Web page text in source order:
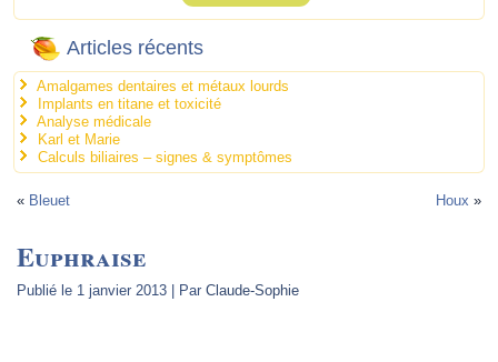
Articles récents
Amalgames dentaires et métaux lourds
Implants en titane et toxicité
Analyse médicale
Karl et Marie
Calculs biliaires – signes & symptômes
« Bleuet Houx »
Euphraise
Publié le 1 janvier 2013 | Par Claude-Sophie